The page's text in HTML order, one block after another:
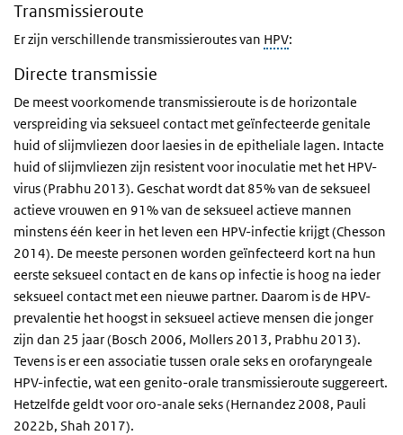
Transmissieroute
Er zijn verschillende transmissieroutes van HPV:
Directe transmissie
De meest voorkomende transmissieroute is de horizontale
verspreiding via seksueel contact met geïnfecteerde genitale
huid of slijmvliezen door laesies in de epitheliale lagen. Intacte
huid of slijmvliezen zijn resistent voor inoculatie met het HPV-
virus (Prabhu 2013). Geschat wordt dat 85% van de seksueel
actieve vrouwen en 91% van de seksueel actieve mannen
minstens één keer in het leven een HPV-infectie krijgt (Chesson
2014). De meeste personen worden geïnfecteerd kort na hun
eerste seksueel contact en de kans op infectie is hoog na ieder
seksueel contact met een nieuwe partner. Daarom is de HPV-
prevalentie het hoogst in seksueel actieve mensen die jonger
zijn dan 25 jaar (Bosch 2006, Mollers 2013, Prabhu 2013).
Tevens is er een associatie tussen orale seks en orofaryngeale
HPV-infectie, wat een genito-orale transmissieroute suggereert.
Hetzelfde geldt voor oro-anale seks (Hernandez 2008, Pauli
2022b, Shah 2017).